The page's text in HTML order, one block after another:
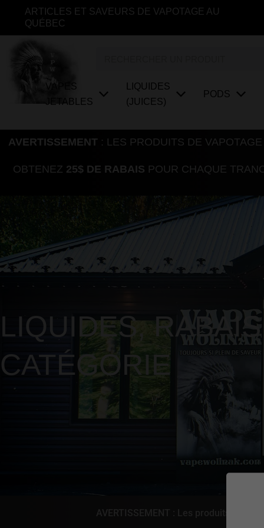
contenu
ARTICLES ET SAVEURS DE VAPOTAGE AU
QUÉBEC
VAPES
JETABLES
LIQUIDES
(JUICES)
PODS
AVERTISSEMENT: LES PRODUITS DE
OBTENEZ 25$ DE RABAIS POUR CHAQUE
LIQUIDES,
CATÉGORIE